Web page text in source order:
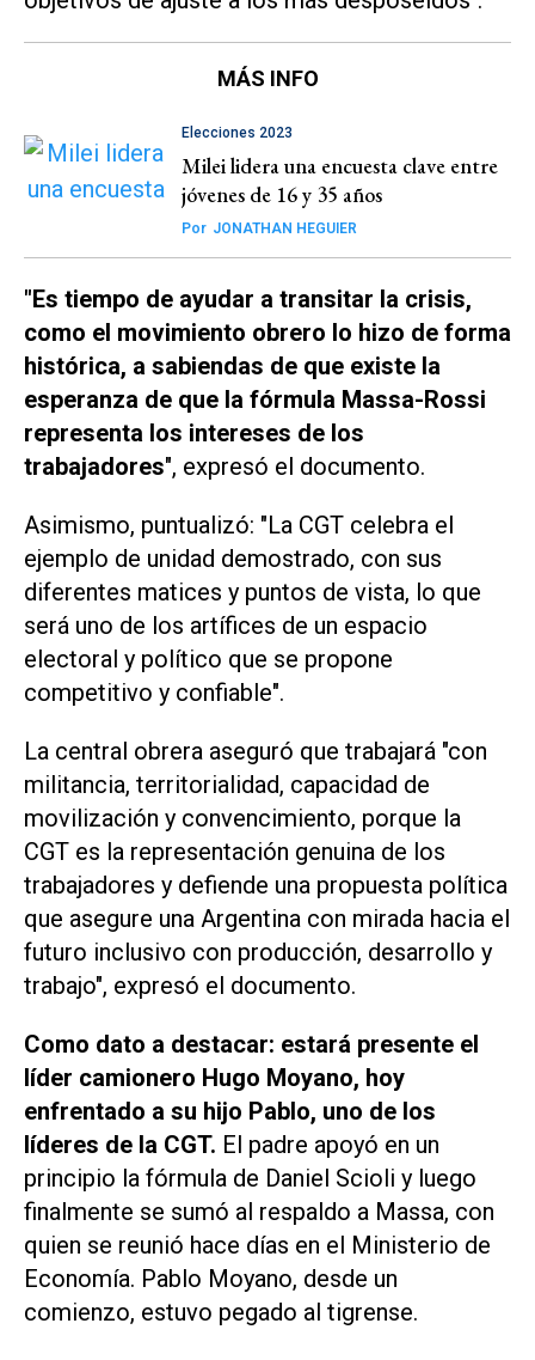
MÁS INFO
Elecciones 2023
Milei lidera una encuesta clave entre
jóvenes de 16 y 35 años
Por JONATHAN HEGUIER
"Es tiempo de ayudar a transitar la crisis,
como el movimiento obrero lo hizo de forma
histórica, a sabiendas de que existe la
esperanza de que la fórmula Massa-Rossi
representa los intereses de los
trabajadores", expresó el documento.
Asimismo, puntualizó: "La CGT celebra el
ejemplo de unidad demostrado, con sus
diferentes matices y puntos de vista, lo que
será uno de los artífices de un espacio
electoral y político que se propone
competitivo y confiable".
La central obrera aseguró que trabajará "con
militancia, territorialidad, capacidad de
movilización y convencimiento, porque la
CGT es la representación genuina de los
trabajadores y defiende una propuesta política
que asegure una Argentina con mirada hacia el
futuro inclusivo con producción, desarrollo y
trabajo", expresó el documento.
Como dato a destacar: estará presente el
líder camionero Hugo Moyano, hoy
enfrentado a su hijo Pablo, uno de los
líderes de la CGT. El padre apoyó en un
principio la fórmula de Daniel Scioli y luego
finalmente se sumó al respaldo a Massa, con
quien se reunió hace días en el Ministerio de
Economía. Pablo Moyano, desde un
comienzo, estuvo pegado al tigrense.